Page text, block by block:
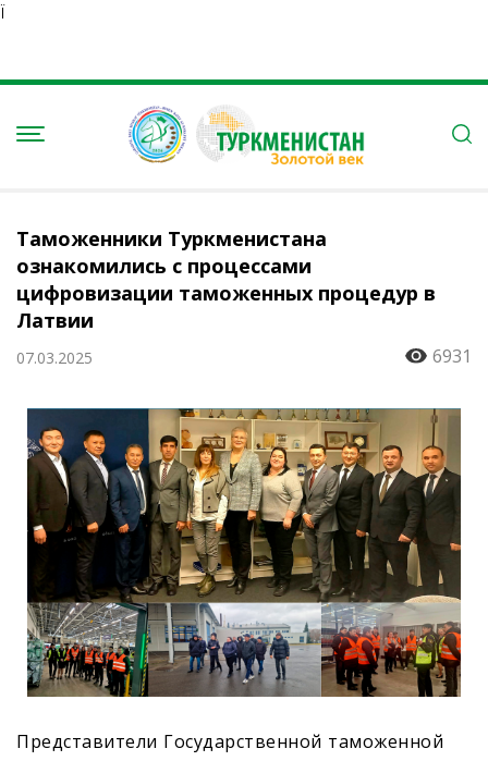
Ï
Таможенники Туркменистана
ознакомились с процессами
цифровизации таможенных процедур в
Латвии
07.03.2025 6931
Представители Государственной таможенной